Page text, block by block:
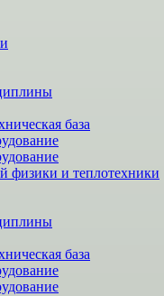
база
физики и теплотехники
база